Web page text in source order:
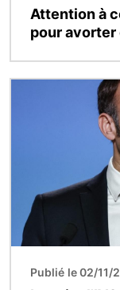
Attention à
pour
Publié le 02/11/